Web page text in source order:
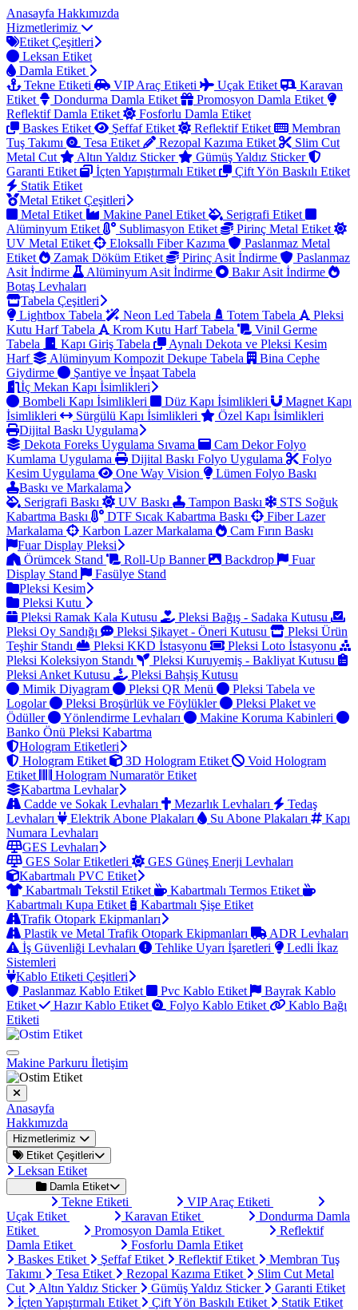
Anasayfa Hakkımızda
Hizmetlerimiz
Etiket Çeşitleri
Leksan Etiket
Damla Etiket
Tekne Etiketi
VIP Araç Etiketi Uçak Etiket
Karavan
Etiket
Dondurma Damla Etiket
Promosyon Damla Etiket
Reflektif Damla Etiket
Fosforlu Damla Etiket
Baskes Etiket
Şeffaf Etiket Reflektif Etiket
Membran
Tuş Takımı
Tesa Etiket Rezopal Kazıma Etiket
Slim Cut
Metal Cut
Altın Yaldız Sticker
Gümüş Yaldız Sticker
Garanti Etiket
İçten Yapıştırmalı Etiket
Çift Yön Baskılı Etiket
Statik Etiket
Metal Etiket Çeşitleri
Metal Etiket
Makine Panel Etiket
Serigrafi Etiket
Alüminyum Etiket
Sublimasyon Etiket
Pirinç Metal Etiket
UV Metal Etiket
Eloksallı Fiber Kazıma
Paslanmaz Metal
Etiket
Zamak Döküm Etiket Pirinç Asit İndirme
Paslanmaz
Asit İndirme
Alüminyum Asit İndirme
Bakır Asit İndirme
Botaş Levhaları
Tabela Çeşitleri
Lightbox Tabela
Neon Led Tabela Totem Tabela
Pleksi
Kutu Harf Tabela
Krom Kutu Harf Tabela
Vinil Germe
Tabela
Kapı Giriş Tabela
Aynalı Dekota ve Pleksi Kesim
Harf
Alüminyum Kompozit Dekupe Tabela
Bina Cephe
Giydirme
Şantiye ve İnşaat Tabela
İç Mekan Kapı İsimlikleri
Bombeli Kapı İsimlikleri
Düz Kapı İsimlikleri
Magnet Kapı
İsimlikleri
Sürgülü Kapı İsimlikleri
Özel Kapı İsimlikleri
Dijital Baskı Uygulama
Dekota Foreks Uygulama Sıvama
Cam Dekor Folyo
Kumlama Uygulama
Dijital Baskı Folyo Uygulama
Folyo
Kesim Uygulama
One Way Vision
Lümen Folyo Baskı
Baskı ve Markalama
Serigrafi Baskı
UV Baskı Tampon Baskı
STS Soğuk
Kabartma Baskı
DTF Sıcak Kabartma Baskı
Fiber Lazer
Markalama
Karbon Lazer Markalama
Cam Fırın Baskı
Fuar Display Pleksi
Örümcek Stand
Roll-Up Banner Backdrop
Fuar
Display Stand
Fasülye Stand
Pleksi Kesim
Pleksi Kutu
Pleksi Ramak Kala Kutusu
Pleksi Bağış - Sadaka Kutusu
Pleksi Oy Sandığı
Pleksi Şikayet - Öneri Kutusu
Pleksi Ürün
Teşhir Standı
Pleksi KKD İstasyonu
Pleksi Loto İstasyonu
Pleksi Koleksiyon Standı
Pleksi Kuruyemiş - Bakliyat Kutusu
Pleksi Anket Kutusu
Pleksi Bahşiş Kutusu
Mimik Diyagram
Pleksi QR Menü
Pleksi Tabela ve
Logolar
Pleksi Broşürlük ve Föylükler
Pleksi Plaket ve
Ödüller
Yönlendirme Levhaları
Makine Koruma Kabinleri
Banko Önü Pleksi Kabartma
Hologram Etiketleri
Hologram Etiket
3D Hologram Etiket
Void Hologram
Etiket
Hologram Numaratör Etiket
Kabartma Levhalar
Cadde ve Sokak Levhaları
Mezarlık Levhaları
Tedaş
Levhaları
Elektrik Abone Plakaları Su Abone Plakaları
Kapı
Numara Levhaları
GES Levhaları
GES Solar Etiketleri
GES Güneş Enerji Levhaları
Kabartmalı PVC Etiket
Kabartmalı Tekstil Etiket
Kabartmalı Termos Etiket
Kabartmalı Kupa Etiket
Kabartmalı Şişe Etiket
Trafik Otopark Ekipmanları
Plastik ve Metal Trafik Otopark Ekipmanları
ADR Levhaları
İş Güvenliği Levhaları
Tehlike Uyarı İşaretleri
Ledli İkaz
Sistemleri
Kablo Etiketi Çeşitleri
Paslanmaz Kablo Etiket
Pvc Kablo Etiket
Bayrak Kablo
Etiket
Hazır Kablo Etiket Folyo Kablo Etiket
Kablo Bağı
Etiketi
Makine Parkuru İletişim
Anasayfa
Hakkımızda
Hizmetlerimiz
Etiket Çeşitleri
Leksan Etiket
Damla Etiket
Tekne Etiketi
VIP Araç Etiketi
Uçak Etiket
Karavan Etiket
Dondurma Damla
Etiket
Promosyon Damla Etiket
Reflektif
Damla Etiket
Fosforlu Damla Etiket
Baskes Etiket
Şeffaf Etiket Reflektif Etiket
Membran Tuş
Takımı
Tesa Etiket Rezopal Kazıma Etiket
Slim Cut Metal
Cut
Altın Yaldız Sticker Gümüş Yaldız Sticker
Garanti Etiket
İçten Yapıştırmalı Etiket
Çift Yön Baskılı Etiket Statik Etiket